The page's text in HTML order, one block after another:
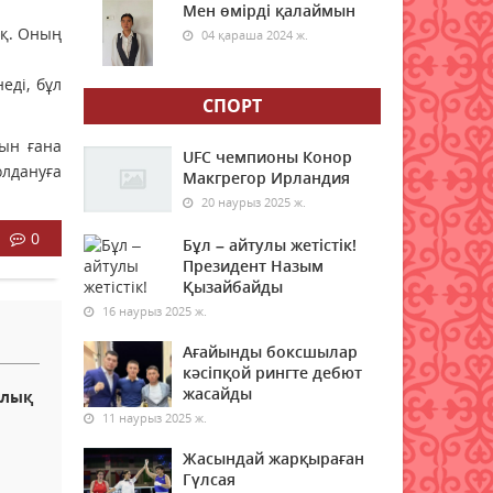
Оның
бұл
ғана
0
Аптап ыстық: Қазгидромет
ауа райына байланысты
ескерту жасады
07 тамыз 2026 ж. 51
Жаңбыр және аптап: 7
тамызда Қазақстанда ауа
райы қандай болады?
07 тамыз 2026 ж. 52
Зейнетақы жинақтарын
тұрақты түрде
қалыптастыратын
қазақстандықтардың саны
артып келеді
07 тамыз 2026 ж.
Өңірлерде жел күшейіп,
найзағай ойнайды
Мен өмірді қалаймын
04 қараша 2024 ж.
СПОРТ
UFC чемпионы Конор
Макгрегор Ирландия
20 наурыз 2025 ж.
Бұл – айтулы жетістік!
Президент Назым
Қызайбайды
16 наурыз 2025 ж.
Ағайынды боксшылар
кәсіпқой рингте дебют
жасайды
11 наурыз 2025 ж.
Жасындай жарқыраған
Гүлсая